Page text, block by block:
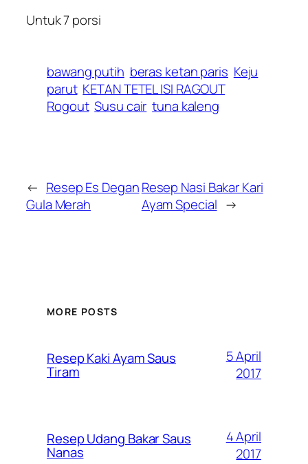
Untuk 7 porsi
bawang putih beras ketan paris Keju
parut KETAN TETEL ISI RAGOUT
Rogout Susu cair tuna kaleng
← Resep Es Degan
Gula Merah
Resep Nasi Bakar Kari
Ayam Special →
MORE POSTS
Resep Kaki Ayam Saus
Tiram
5 April
2017
Resep Udang Bakar Saus
Nanas
4 April
2017